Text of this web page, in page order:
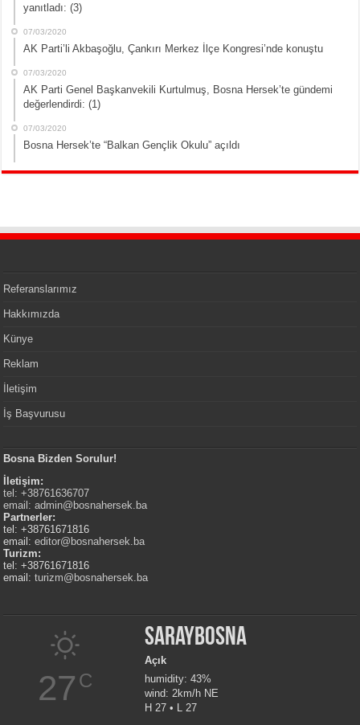
yanıtladı: (3)
07/03/2020
AK Parti’li Akbaşoğlu, Çankırı Merkez İlçe Kongresi’nde konuştu
07/03/2020
AK Parti Genel Başkanvekili Kurtulmuş, Bosna Hersek’te gündemi
değerlendirdi: (1)
07/03/2020
Bosna Hersek’te “Balkan Gençlik Okulu” açıldı
Referanslarımız
Hakkımızda
Künye
Reklam
İletişim
İş Başvurusu
Bosna Bizden Sorulur!
İletişim:
tel: +38761636707
email:admin@bosnahersek.ba
Partnerler:
tel: +38761671816
email:editor@bosnahersek.ba
Turizm:
tel: +38761671816
email:turizm@bosnahersek.ba
27 C
Saraybosna
Açık
humidity: 43%
wind: 2km/h NE
H 27 • L 27